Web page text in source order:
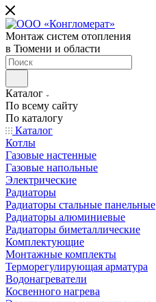
Монтаж систем отопления
в Тюмени и области
Каталог
По всему сайту
По каталогу
Каталог
Котлы
Газовые настенные
Газовые напольные
Электрические
Радиаторы
Радиаторы стальные панельные
Радиаторы алюминиевые
Радиаторы биметаллические
Комплектующие
Монтажные комплекты
Терморегулирующая арматура
Водонагреватели
Косвенного нагрева